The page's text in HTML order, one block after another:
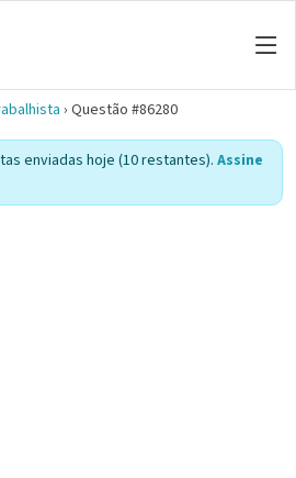
› Questão #86280
enviadas hoje (10 restantes). Assine